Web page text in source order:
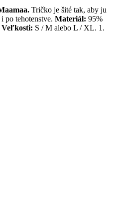
Tričko je šité tak, aby ju
po tehotenstve. Materiál: 95%
Veľkosti: S / M alebo L / XL. 1.